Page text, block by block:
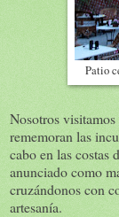
Patio
Nosotros
rememoran las
cabo en las
anunciado como
cruzándonos con
artesanía.